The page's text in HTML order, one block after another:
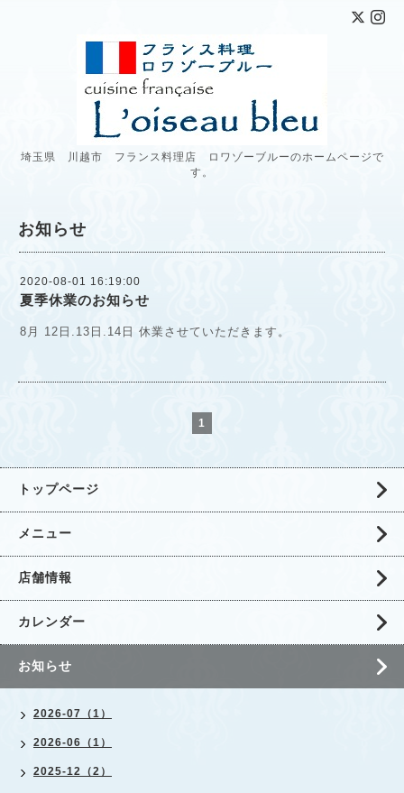
埼玉県 川越市 フランス料理店 ロワゾーブルーのホームページで
す。
お知らせ
2020-08-01 16:19:00
夏季休業のお知らせ
8月 12日.13日.14日 休業させていただきます。
1
トップページ
メニュー
店舗情報
カレンダー
お知らせ
2026-07（1）
2026-06（1）
2025-12（2）